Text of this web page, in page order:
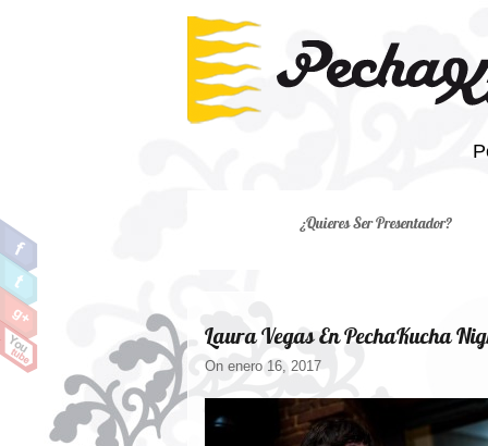
¿Quieres Ser Presentador?
Laura Vegas En PechaKucha
On enero 16, 2017